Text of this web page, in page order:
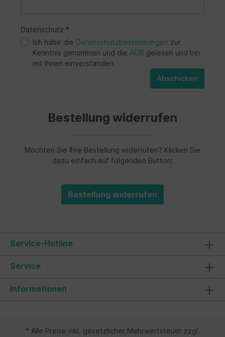
Datenschutz *
Ich habe die Datenschutzbestimmungen zur
Kenntnis genommen und die AGB gelesen und bin
mit ihnen einverstanden.
Abschicken
Bestellung widerrufen
Möchten Sie Ihre Bestellung widerrufen? Klicken Sie
dazu einfach auf folgenden Button:
Bestellung widerrufen
Service-Hotline
Service
Informationen
* Alle Preise inkl. gesetzlicher Mehrwertsteuer zzgl.